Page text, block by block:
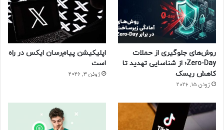
روش‌های جلوگیری از حملات
Zero-Day؛ از شناسایی تهدید تا
کاهش ریسک
ژوئن 15, 2026
اپلیکیشن پیام‌رسان ایکس در راه
است
ژوئن 3, 2026